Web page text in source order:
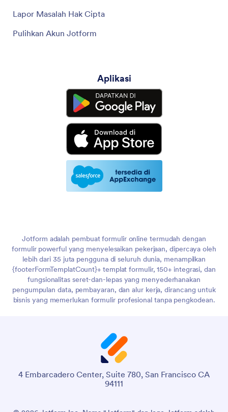
Lapor Masalah Hak Cipta
Pulihkan Akun Jotform
Aplikasi
Jotform adalah pembuat formulir online termudah dengan
formulir powerful yang menyelesaikan pekerjaan, dipercaya oleh
lebih dari 35 juta pengguna di seluruh dunia, menampilkan
{footerFormTemplatCount}+ templat formulir, 150+ integrasi, dan
fungsionalitas seret-dan-lepas yang menyederhanakan
pengumpulan data, pembayaran, dan alur kerja, dirancang untuk
bisnis yang memerlukan formulir profesional tanpa pengkodean.
4 Embarcadero Center, Suite 780, San Francisco CA
94111